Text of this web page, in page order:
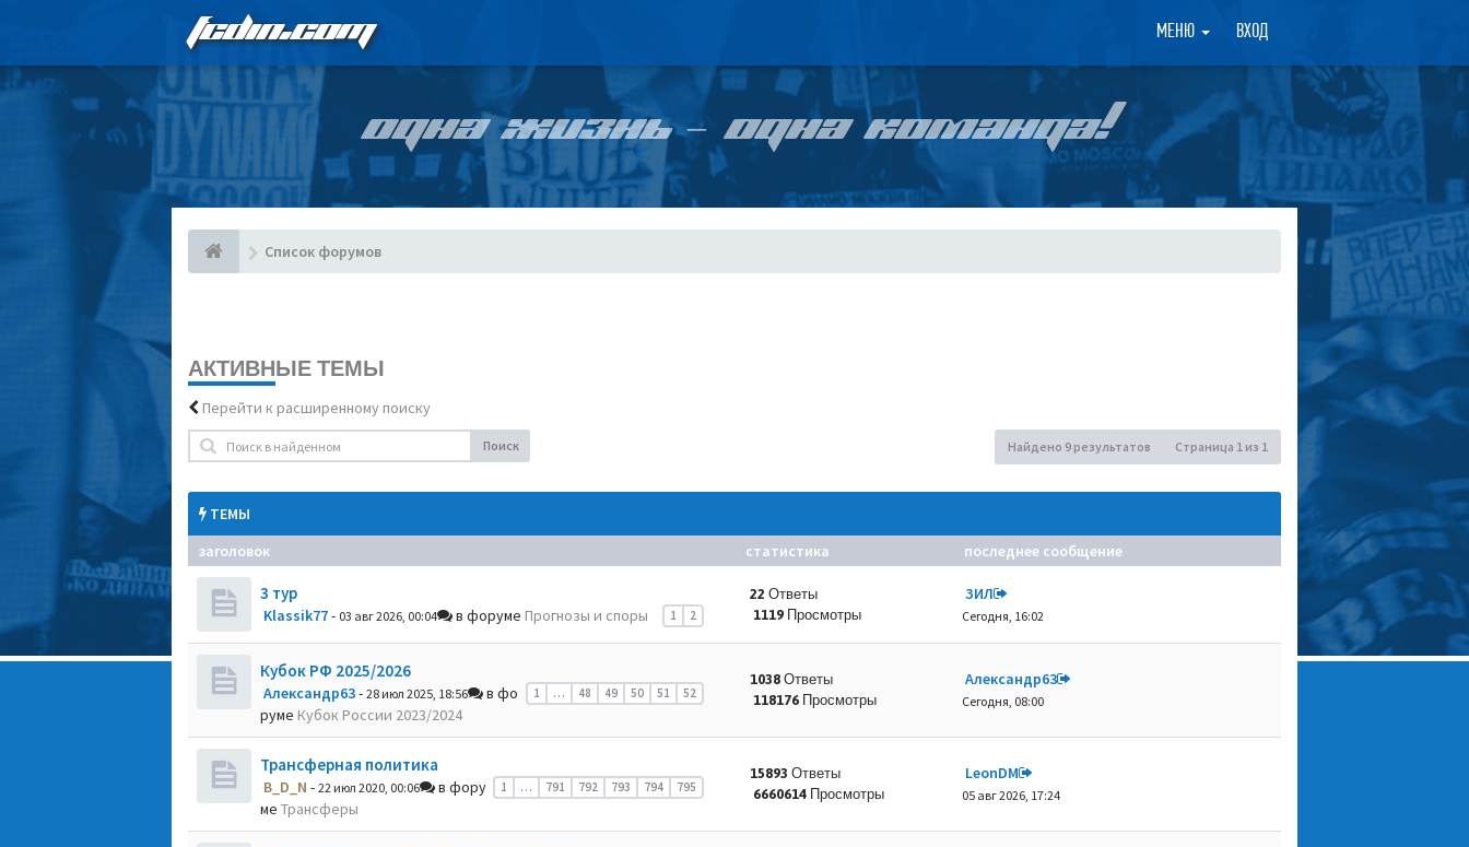
FCDIN.COM МЕНЮ ВХОД ×
ОДНА ЖИЗНЬ – ОДНА КОМАНДА!
Список форумов
АКТИВНЫЕ ТЕМЫ
Перейти к расширенному поиску
Поиск Найдено 9 результатов Страница 1из 1
ТЕМЫ
заголовок
статистика последнее сообщение
3 тур
1 2
Klassik77- 03 авг 2026, 00:04 в форуме Прогнозы и споры
22 Ответы
1119 Просмотры
ЗИЛ
Сегодня, 16:02
Кубок РФ 2025/2026
1 … 48 49 50 51 52
Александр63- 28 июл 2025, 18:56
в фо
руме Кубок России 2023/2024
1038 Ответы
118176 Просмотры
Александр63
Сегодня, 08:00
Трансферная политика
1 … 791 792 793 794 795
B_D_N - 22 июл 2020, 00:06
в фору
ме Трансферы
15893 Ответы
6660614 Просмотры
LeonDM
05 авг 2026, 17:24